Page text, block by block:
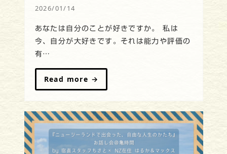
2026/01/14
あなたは自分のことが好きですか。 私は
今、自分が大好きです。それは能力や評価の
有…
Read more →